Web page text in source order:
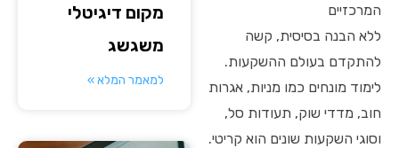
המרכזיים
ללא הבנה בסיסית, קשה
להתקדם בעולם ההשקעות.
לימוד מונחים כמו מניות, אגרות
חוב, מדדי שוק, תעודות סל,
וסוגי השקעות שונים הוא קריטי.
מקום דיגיטלי
משגשג
למאמר המלא »